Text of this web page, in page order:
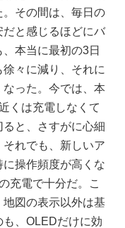
その間は、毎日の
と感じるほどにバ
本当に最初の3日
々に減り、それに
った。今では、本
くは充電しなくて
と、さすがに心細
れでも、新しいア
操作頻度が高くな
充電で十分だ。こ
図の表示以外は基
、OLEDだけに効